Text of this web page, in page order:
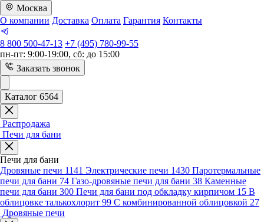
Москва
О компании Доставка Оплата Гарантия Контакты
8 800 500-47-13 +7 (495) 780-99-55
пн-пт: 9:00-19:00, сб: до 15:00
Заказать звонок
Каталог 6564
Распродажа
Печи для бани
Печи для бани
Дровяные печи 1141 Электрические печи 1430 Паротермальные
печи для бани 74 Газо-дровяные печи для бани 38 Каменные
печи для бани 300 Печи для бани под обкладку кирпичом 15 В
облицовке талькохлорит 99 С комбинированной облицовкой 27
Дровяные печи